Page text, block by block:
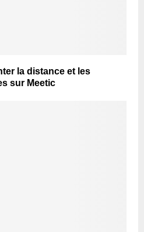
la distance et les
sur Meetic